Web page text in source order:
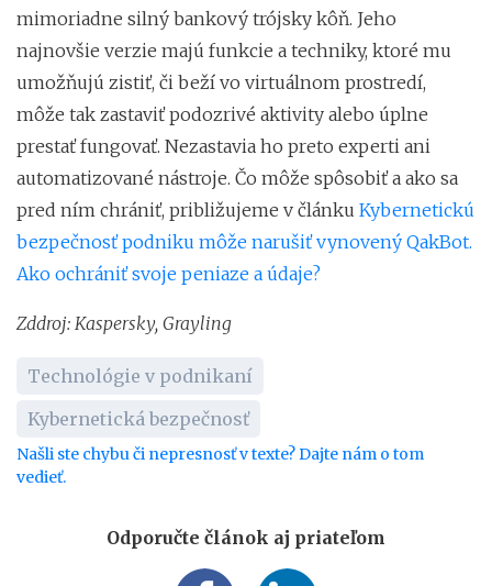
mimoriadne silný bankový trójsky kôň. Jeho
najnovšie verzie majú funkcie a techniky, ktoré mu
umožňujú zistiť, či beží vo virtuálnom prostredí,
môže tak zastaviť podozrivé aktivity alebo úplne
prestať fungovať. Nezastavia ho preto experti ani
automatizované nástroje. Čo môže spôsobiť a ako sa
pred ním chrániť, približujeme v článku Kybernetickú
bezpečnosť podniku môže narušiť vynovený QakBot.
Ako ochrániť svoje peniaze a údaje?
Zddroj: Kaspersky, Grayling
Technológie v podnikaní
Kybernetická bezpečnosť
Našli ste chybu či nepresnosť v texte? Dajte nám o tom
vedieť.
Odporučte článok aj priateľom